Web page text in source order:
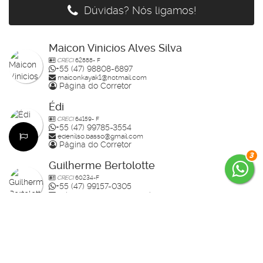
3
Dúvidas? Nós ligamos!
Maicon Vinicios Alves Silva
CRECI62888- F
+55 (47) 98808-6897
maiconkayak1@hotmail.com
Página do Corretor
Édi
CRECI64159- F
+55 (47) 99785-3554
edenilso.basso@gmail.com
Página do Corretor
Guilherme Bertolotte
CRECI60234-F
+55 (47) 99157-0305
guilherme.bertolotte@hotmail.com